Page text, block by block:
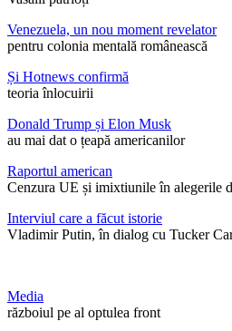
Venezuela, un nou moment revelator
pentru colonia mentală românească
Și Hotnews confirmă
teoria înlocuirii
Donald Trump și Elon Musk
au mai dat o țeapă americanilor
Raportul american
Cenzura UE și imixtiunile în alegerile
Interviul care a făcut istorie
Vladimir Putin, în dialog cu Tucker
Media
războiul pe al optulea front